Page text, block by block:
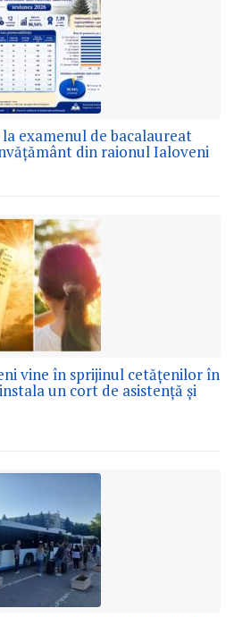
examenul de bacalaureat
din raionul Ialoveni
vine în sprijinul cetățenilor în
un cort de asistență și